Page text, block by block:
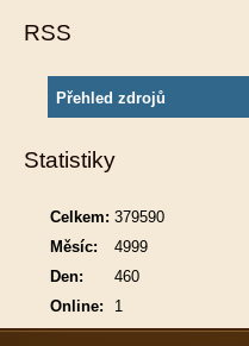
RSS
Přehled zdrojů
Statistiky
Online: 1
Celkem: 379590
Měsíc:
4999
Den:
460